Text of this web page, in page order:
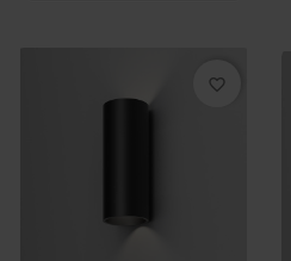
favorite_border